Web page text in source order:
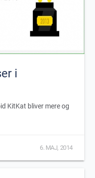
i
KitKat bliver mere og
6. MAJ, 2014